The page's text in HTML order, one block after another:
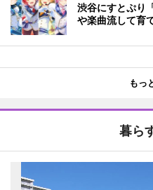
渋谷にすとぷり
や楽曲流して育
もっ
暮ら